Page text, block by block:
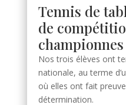
Tennis de
de
championnes
Nos trois élèves ont
nationale, au terme
où elles ont fait
détermination.